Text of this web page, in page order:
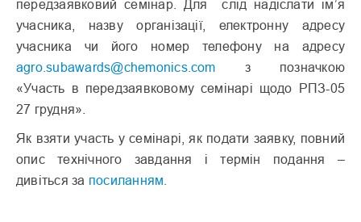
передзаявковий семінар. Для слід надіслати ім’я
учасника, назву організації, електронну адресу
учасника чи його номер телефону на адресу
agro.subawards@chemonics.com з позначкою
«Участь в передзаявковому семінарі щодо РПЗ-05
27 грудня».
Як взяти участь у семінарі, як подати заявку, повний
опис технічного завдання і термін подання –
дивіться за посиланням.